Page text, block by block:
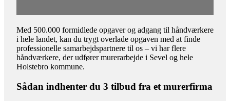
Med 500.000 formidlede opgaver og adgang til håndværkere
i hele landet, kan du trygt overlade opgaven med at finde
professionelle samarbejdspartnere til os – vi har flere
håndværkere, der udfører murerarbejde i Sevel og hele
Holstebro kommune.
Sådan indhenter du 3 tilbud fra et murerfirma